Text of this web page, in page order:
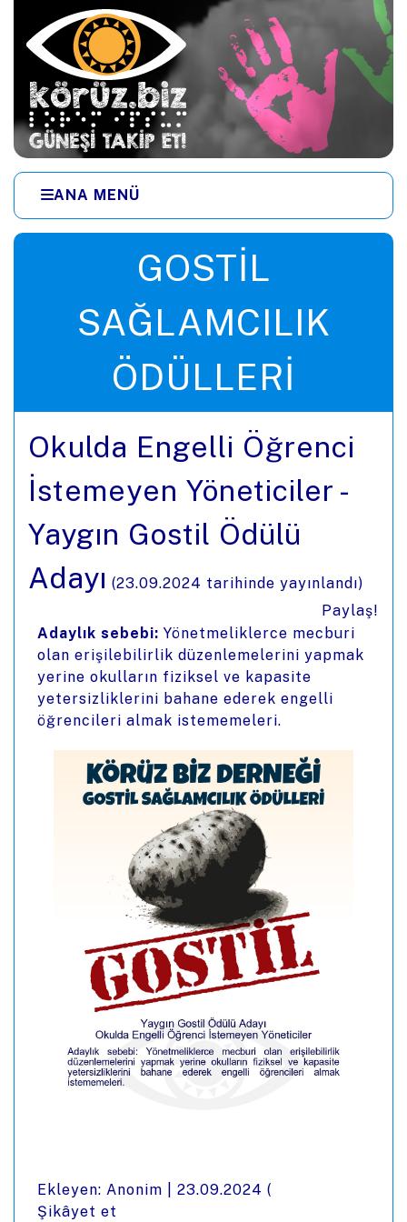
Ana içeriğe zıpla
ANA MENÜ
GOSTIL
SAĞLAMCILIK
ÖDÜLLERI
Okulda Engelli Öğrenci
İstemeyen Yöneticiler -
Yaygın Gostil Ödülü
Adayı (23.09.2024 tarihinde yayınlandı)
Paylaş!
Adaylık sebebi: Yönetmeliklerce mecburi
olan erişilebilirlik düzenlemelerini yapmak
yerine okulların fiziksel ve kapasite
yetersizliklerini bahane ederek engelli
öğrencileri almak istememeleri.
Ekleyen: Anonim | 23.09.2024 (
Şikâyet et
Menüye zıpla